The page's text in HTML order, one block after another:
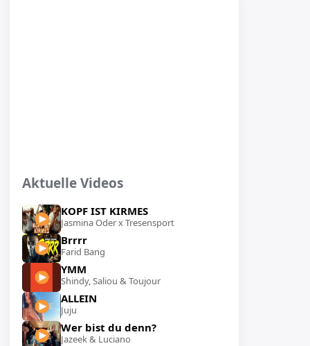
Aktuelle Videos
KOPF IST KIRMES
Jasmina Oder x Tresensport
Brrrr
Farid Bang
YMM
Shindy, Saliou & Toujour
ALLEIN
Juju
Wer bist du denn?
Jazeek & Luciano